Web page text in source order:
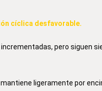
cíclica desfavorable.
pero siguen
ligeramente por